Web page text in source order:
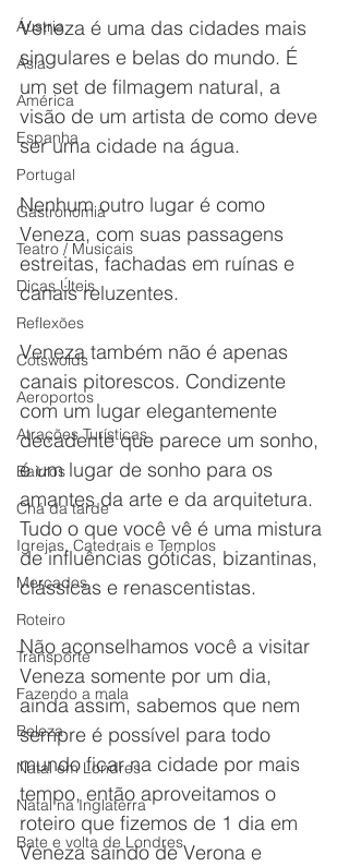
Áustria
Ásia
América
Espanha
Portugal
Gastronomia
Teatro / Musicais
Dicas Úteis
Reflexões
Cotswolds
Aeroportos
Atrações Turísticas
Bairros
Chá da tarde
Igrejas, Catedrais e Templos
Mercados
Roteiro
Transporte
Fazendo a mala
Beleza
Natal em Londres
Natal na Inglaterra
Bate e volta de Londres
Veneza é uma das cidades mais
singulares e belas do mundo. É
um set de filmagem natural, a
visão de um artista de como deve
ser uma cidade na água.
Nenhum outro lugar é como
Veneza, com suas passagens
estreitas, fachadas em ruínas e
canais reluzentes.
Veneza também não é apenas
canais pitorescos. Condizente
com um lugar elegantemente
decadente que parece um sonho,
é um lugar de sonho para os
amantes da arte e da arquitetura.
Tudo o que você vê é uma mistura
de influências góticas, bizantinas,
clássicas e renascentistas.
Não aconselhamos você a visitar
Veneza somente por um dia,
ainda assim, sabemos que nem
sempre é possível para todo
mundo ficar na cidade por mais
tempo, então aproveitamos o
roteiro que fizemos de 1 dia em
Veneza saindo de Verona e